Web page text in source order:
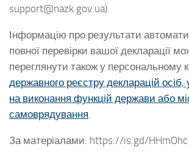
support@nazk.gov.ua).
Інформацію про результати
повної перевірки вашої декларації
переглянути також у персональному
державного реєстру декларацій
на виконання функцій держави або
самоврядування
За матеріалами: https://is.gd/HHmOhc